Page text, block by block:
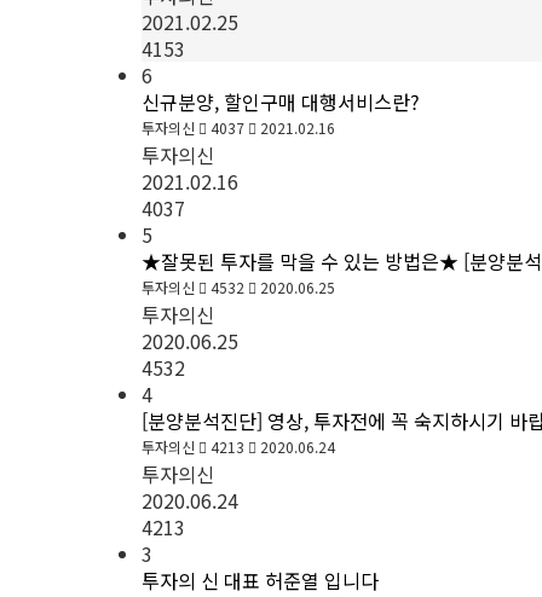
2021.02.25
4153
6
신규분양, 할인구매 대행서비스란?
투자의신 4037 2021.02.16
투자의신
2021.02.16
4037
5
★잘못된 투자를 막을 수 있는 방법은★ [분양분
투자의신 4532 2020.06.25
투자의신
2020.06.25
4532
4
[분양분석진단] 영상, 투자전에 꼭 숙지하시기 바
투자의신 4213 2020.06.24
투자의신
2020.06.24
4213
3
투자의 신 대표 허준열 입니다